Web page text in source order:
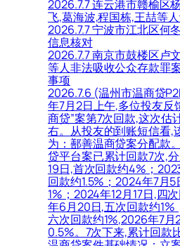
2026.7.7 连云港市赣榆区
飞,葛海波,程国栋,王喆等
2026.7.7 宁波市江北区何
信息核对
2026.7.7 南京市鼓楼区卢
等人非法吸收公众存款罪
事项
2026.7.6 (温州市温商贷
年7月2日上午,多位投友反
商贷”案第7次回款,这次估
右。从投友的到账短信看,
为：鄯善温商贷案分配款
贷平台案已累计回款7次,
19日,首次回款约4%；
回款约1.5%；2024年7月
1%；2024年12月17日,四
年6月20日,五次回款约1%
六次回款约1%,2026年7月
0.5%。7次下来,累计回款